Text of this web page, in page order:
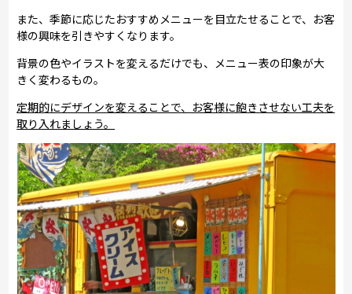
また、季節に応じたおすすめメニューを目立たせることで、お客
様の興味を引きやすくなります。
背景の色やイラストを変えるだけでも、メニュー表の印象が大
きく変わるもの。
定期的にデザインを変えることで、お客様に飽きさせない工夫を
取り入れましょう。